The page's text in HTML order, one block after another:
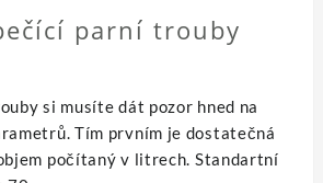
parní trouby
si musíte dát pozor hned na
Tím prvním je dostatečná
počítaný v litrech. Standartní